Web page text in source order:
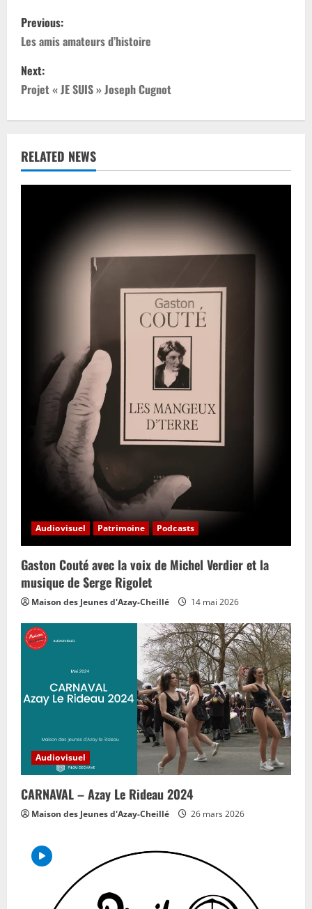
P
o
s
t
a
v
Previous:
Les amis amateurs d’histoire
Next:
Projet « JE SUIS » Joseph Cugnot
RELATED NEWS
Audiovisuel Patrimoine Podcasts
Gaston Couté avec la voix de Michel Verdier et la
musique de Serge Rigolet
Maison des Jeunes d'Azay-Cheillé 14 mai 2026
Audiovisuel
CARNAVAL – Azay Le Rideau 2024
Maison des Jeunes d'Azay-Cheillé 26 mars 2026